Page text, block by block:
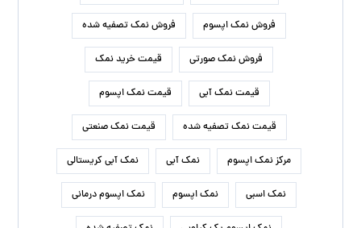
فروش نمک اپسوم فروش نمک تصفیه شده
فروش نمک صورتی قیمت خرید نمک
قیمت نمک آبی قیمت نمک اپسوم
قیمت نمک تصفیه شده قیمت نمک صنعتی
مرکز نمک اپسوم نمک آبی نمک آبی کریستالی
نمک اسبی نمک اپسوم نمک اپسوم درمانی